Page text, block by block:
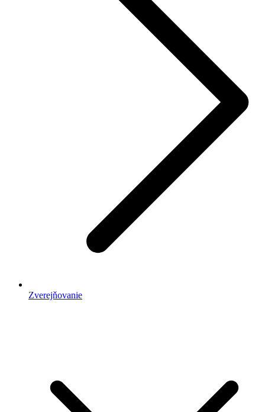
Zverejňovanie